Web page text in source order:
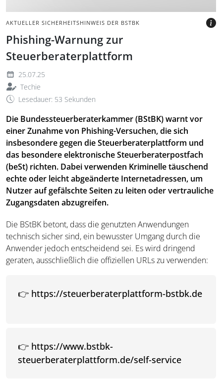
AKTUELLER SICHERHEITSHINWEIS DER BSTBK
Phishing-Warnung zur
Steuerberaterplattform
25.07.25
Techie
Lesedauer: 53 Sekunden
Die Bundessteuerberaterkammer (BStBK) warnt vor
einer Zunahme von Phishing-Versuchen, die sich
insbesondere gegen die Steuerberaterplattform und
das besondere elektronische Steuerberaterpostfach
(beSt) richten. Dabei verwenden Kriminelle täuschend
echte oder leicht abgeänderte Internetadressen, um
Nutzer auf gefälschte Seiten zu leiten oder vertrauliche
Zugangsdaten abzugreifen.
Die BStBK betont, dass die genutzten Anwendungen
technisch sicher sind, ein bewusster Umgang durch die
Anwender jedoch entscheidend sei. Es wird dringend
geraten, ausschließlich die offiziellen URLs zu verwenden:
👉 https://steuerberaterplattform-bstbk.de
👉 https://www.bstbk-
steuerberaterplattform.de/self-service